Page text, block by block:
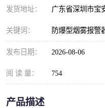
发货地址： 广东省深圳市宝
关键词： 防爆型烟雾报警
发布日期： 2026-08-06
阅 读 量： 754
产品描述